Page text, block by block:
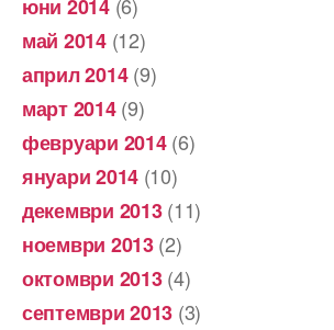
юни 2014(6)
май 2014(12)
април 2014(9)
март 2014(9)
февруари 2014(6)
януари 2014 (10)
декември 2013(11)
ноември 2013(2)
октомври 2013(4)
септември 2013 (3)